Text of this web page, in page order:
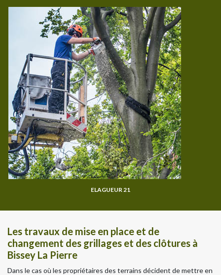
ELAGUEUR 21
Les travaux de mise en place et de
changement des grillages et des clôtures à
Bissey La Pierre
Dans le cas où les propriétaires des terrains décident de mettre en